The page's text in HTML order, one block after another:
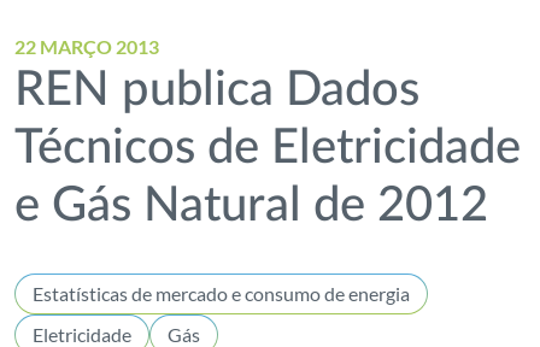
22 MARÇO 2013
REN publica Dados
Técnicos de Eletricidade
e Gás Natural de 2012
Estatísticas de mercado e consumo de energia
Eletricidade
Gás